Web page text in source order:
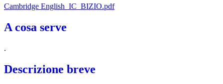
Cambridge English_IC_BIZIO.pdf
A cosa serve
.
Descrizione breve